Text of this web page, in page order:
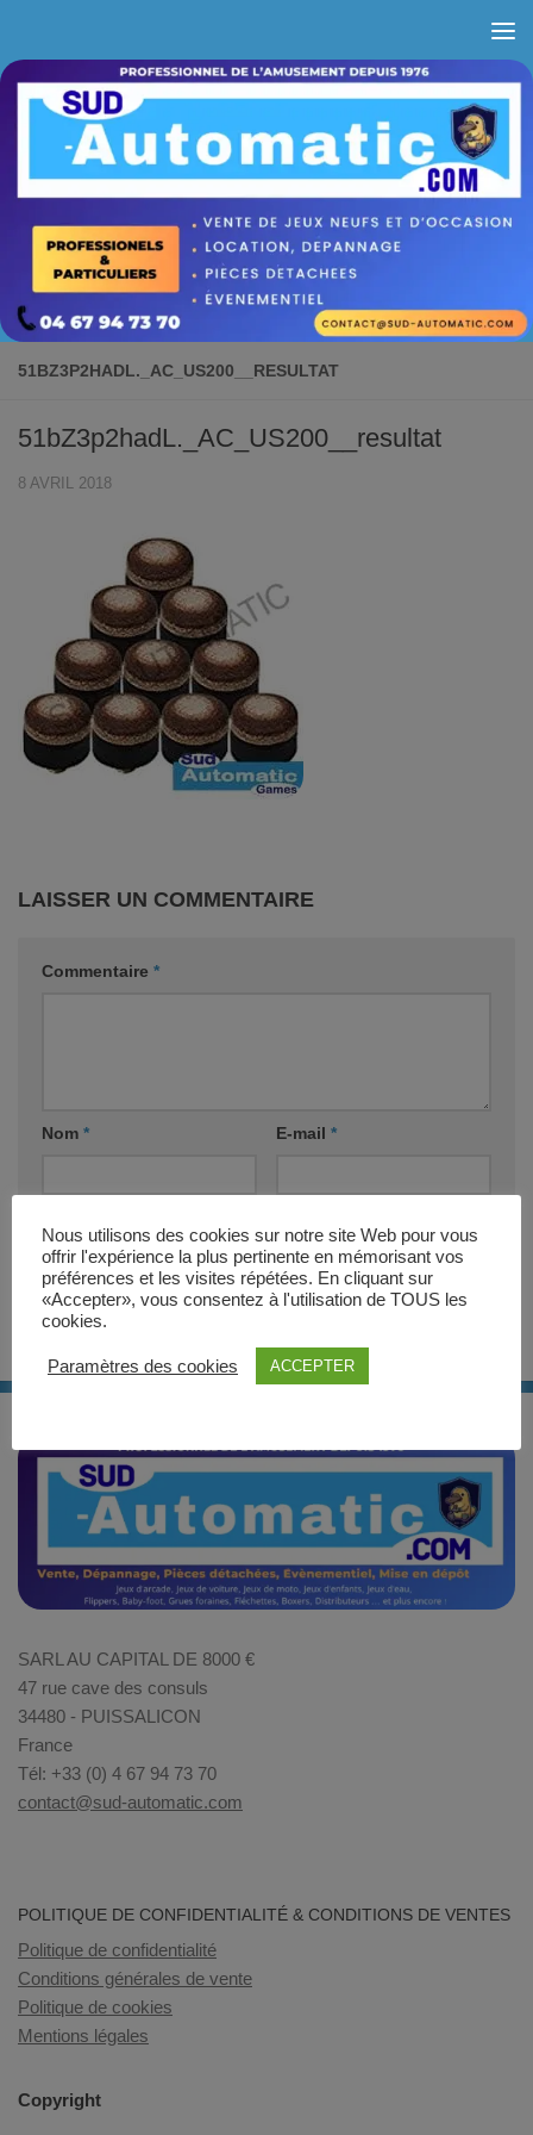
51BZ3P2HADL._AC_US200__RESULTAT
51bZ3p2hadL._AC_US200__resultat
8 AVRIL 2018
LAISSER UN COMMENTAIRE
Commentaire *
Nom * E-mail *
SARL AU CAPITAL DE 8000 €
47 rue cave des consuls
34480 - PUISSALICON
France
Tél: +33 (0) 4 67 94 73 70
contact@sud-automatic.com
POLITIQUE DE CONFIDENTIALITÉ & CONDITIONS DE VENTES
Politique de confidentialité
Conditions générales de vente
Politique de cookies
Mentions légales
Copyright
Nous utilisons des cookies sur notre site Web pour vous
offrir l'expérience la plus pertinente en mémorisant vos
préférences et les visites répétées. En cliquant sur
«Accepter», vous consentez à l'utilisation de TOUS les
cookies.
Paramètres des cookies ACCEPTER